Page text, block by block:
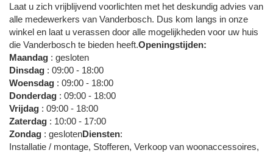
Laat u zich vrijblijvend voorlichten met het deskundig advies van
alle medewerkers van Vanderbosch. Dus kom langs in onze
winkel en laat u verassen door alle mogelijkheden voor uw huis
die Vanderbosch te bieden heeft.Openingstijden:
Maandag : gesloten
Dinsdag : 09:00 - 18:00
Woensdag : 09:00 - 18:00
Donderdag : 09:00 - 18:00
Vrijdag : 09:00 - 18:00
Zaterdag : 10:00 - 17:00
Zondag : geslotenDiensten:
Installatie / montage, Stofferen, Verkoop van woonaccessoires,